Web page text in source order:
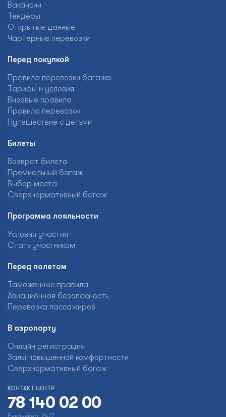
Вакансии
Тендеры
Открытые данные
Чартерные перевозки
Перед покупкой
Правила перевозки багажа
Тарифы и условия
Визовые правила
Правила перевозок
Путешествие с детьми
Билеты
Возврат билета
Премиальный багаж
Выбор места
Сверхнормативный багаж
Программа лояльности
Условия участия
Стать участником
Перед полетом
Таможенные правила
Авиационная безопасность
Перевозка пассажиров
В аэропорту
Онлайн регистрация
Залы повышенной комфортности
Сверхнормативный багаж
КОНТАКТ ЦЕНТР
78 140 02 00